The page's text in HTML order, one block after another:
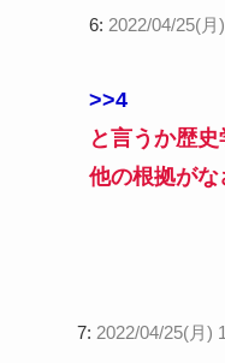
6: 2022/04/25(月
>>4
と言うか歴
他の根拠がな
7: 2022/04/25(月)